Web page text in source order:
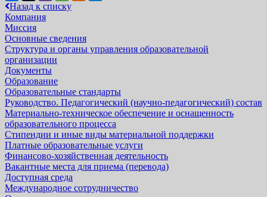
Назад к списку
Компания
Миссия
Основные сведения
Структура и органы управления образовательной
организации
Документы
Образование
Образовательные стандарты
Руководство. Педагогический (научно-педагогический) состав
Материально-техническое обеспечение и оснащенность
образовательного процесса
Стипендии и иные виды материальной поддержки
Платные образовательные услуги
Финансово-хозяйственная деятельность
Вакантные места для приема (перевода)
Доступная среда
Международное сотрудничество